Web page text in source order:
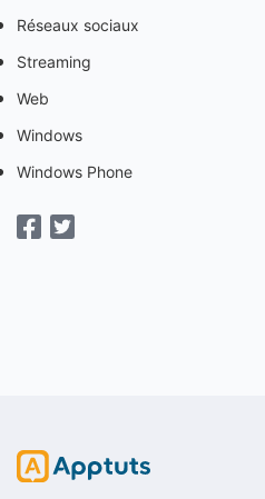
Réseaux sociaux
Streaming
Web
Windows
Windows Phone